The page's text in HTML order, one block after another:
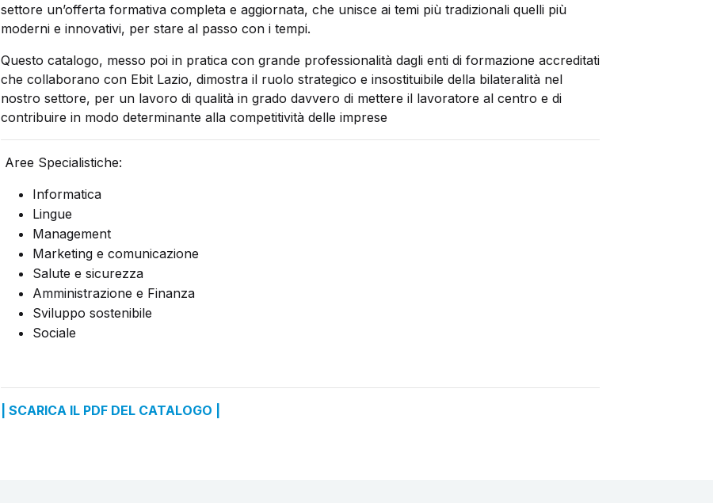
settore un’offerta formativa completa e aggiornata, che unisce ai temi più tradizionali quelli più
moderni e innovativi, per stare al passo con i tempi.
Questo catalogo, messo poi in pratica con grande professionalità dagli enti di formazione accreditati
che collaborano con Ebit Lazio, dimostra il ruolo strategico e insostituibile della bilateralità nel
nostro settore, per un lavoro di qualità in grado davvero di mettere il lavoratore al centro e di
contribuire in modo determinante alla competitività delle imprese
Aree Specialistiche:
Informatica
Lingue
Management
Marketing e comunicazione
Salute e sicurezza
Amministrazione e Finanza
Sviluppo sostenibile
Sociale
| SCARICA IL PDF DEL CATALOGO |